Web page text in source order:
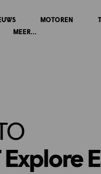
MOTOREN
MEER...